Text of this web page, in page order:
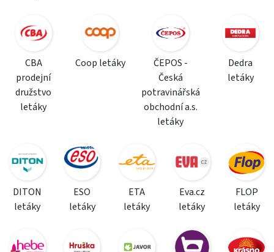
CBA
prodejní
družstvo
letáky
Coop letáky
ČEPOS -
Česká
potravinářská
obchodní a.s.
letáky
Dedra
letáky
DITON
letáky
ESO
letáky
ETA
letáky
Eva.cz
letáky
FLOP
letáky